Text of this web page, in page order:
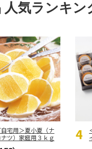
人気ランキン
宅用＞夏小夏（ナ
ツ）家庭用３ｋｇ